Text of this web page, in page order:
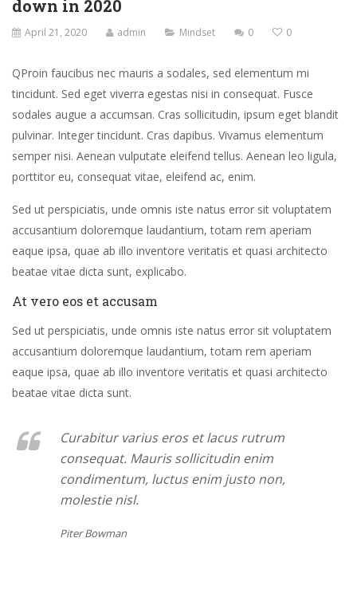
down in 2020
April 21, 2020 admin Mindset 0 0
QProin faucibus nec mauris a sodales, sed elementum mi
tincidunt. Sed eget viverra egestas nisi in consequat. Fusce
sodales augue a accumsan. Cras sollicitudin, ipsum eget blandit
pulvinar. Integer tincidunt. Cras dapibus. Vivamus elementum
semper nisi. Aenean vulputate eleifend tellus. Aenean leo ligula,
porttitor eu, consequat vitae, eleifend ac, enim.
Sed ut perspiciatis, unde omnis iste natus error sit voluptatem
accusantium doloremque laudantium, totam rem aperiam
eaque ipsa, quae ab illo inventore veritatis et quasi architecto
beatae vitae dicta sunt, explicabo.
At vero eos et accusam
Sed ut perspiciatis, unde omnis iste natus error sit voluptatem
accusantium doloremque laudantium, totam rem aperiam
eaque ipsa, quae ab illo inventore veritatis et quasi architecto
beatae vitae dicta sunt.
Curabitur varius eros et lacus rutrum
consequat. Mauris sollicitudin enim
condimentum, luctus enim justo non,
molestie nisl.
Piter Bowman